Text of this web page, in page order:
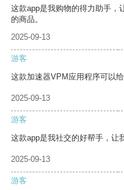
这款app是我购物的得力助手，
的商品。
2025-09-13
游客
这款加速器VPM应用程序可以
2025-09-13
游客
这款app是我社交的好帮手，让
2025-09-13
游客